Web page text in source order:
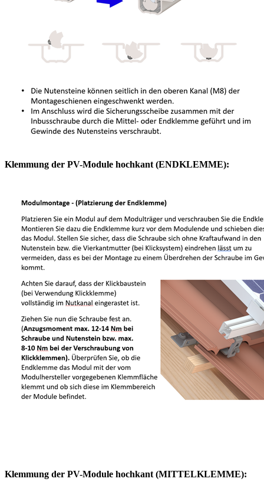
Klemmung der PV-Module hochkant (ENDKLEMME):
Klemmung der PV-Module hochkant (MITTELKLEMME):